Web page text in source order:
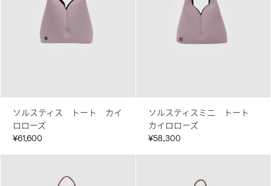
ソルスティス トート カイ
ロローズ
¥61,600
ソルスティスミニ トート
カイロローズ
¥58,300